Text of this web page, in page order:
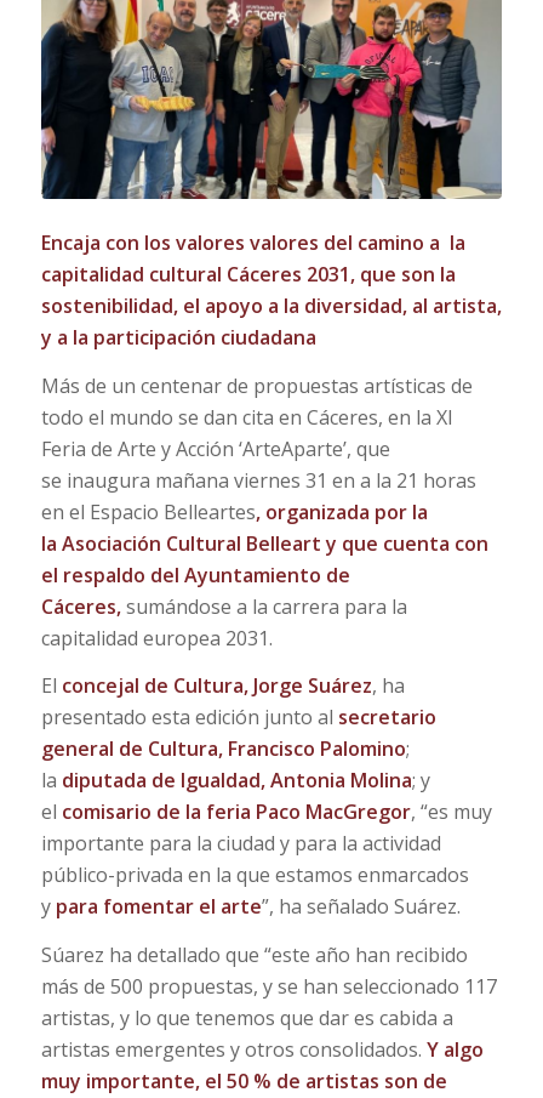
Encaja con los valores valores del camino a la
capitalidad cultural Cáceres 2031, que son la
sostenibilidad, el apoyo a la diversidad, al artista,
y a la participación ciudadana
Más de un centenar de propuestas artísticas de
todo el mundo se dan cita en Cáceres, en la XI
Feria de Arte y Acción ‘ArteAparte’, que
se inaugura mañana viernes 31 en a la 21 horas
en el Espacio Belleartes, organizada por la
la Asociación Cultural Bellearty que cuenta con
el respaldo del Ayuntamiento de
Cáceres,sumándose a la carrera para la
capitalidad europea 2031.
El concejal de Cultura, Jorge Suárez, ha
presentado esta edición junto al secretario
general de Cultura, Francisco Palomino;
la diputada de Igualdad, Antonia Molina; y
el comisario de la feria Paco MacGregor, “es muy
importante para la ciudad y para la actividad
público-privada en la que estamos enmarcados
y para fomentar el arte”, ha señalado Suárez.
Súarez ha detallado que “este año han recibido
más de 500 propuestas, y se han seleccionado 117
artistas, y lo que tenemos que dar es cabida a
artistas emergentes y otros consolidados. Y algo
muy importante, el 50 % de artistas son de